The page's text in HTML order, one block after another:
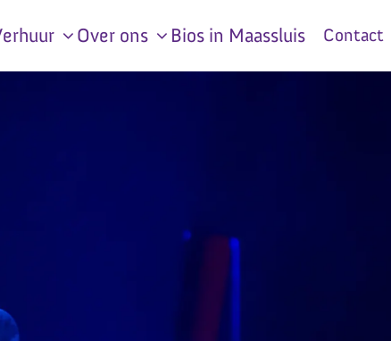
Over ons Bios in Maassluis Contact